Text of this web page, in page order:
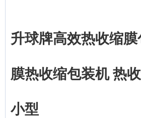
升球牌高效热收缩
膜热收缩包装机 热
小型